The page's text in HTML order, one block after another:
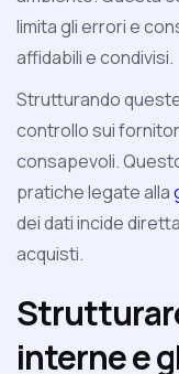
limita gli errori e
affidabili e condivisi.
Strutturando queste
controllo sui
consapevoli.
pratiche legate alla
dei dati incide
acquisti.
interne e